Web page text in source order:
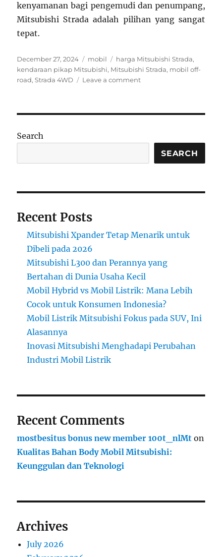
kenyamanan bagi pengemudi dan penumpang,
Mitsubishi Strada adalah pilihan yang sangat
tepat.
Posted
on
December 27, 2024 Categories
mobil Tags
harga Mitsubishi Strada,
kendaraan pikap Mitsubishi, Mitsubishi Strada, mobil off-
road,Strada 4WD Leave a commenton
Semua
Kondisi
Search
SEARCH
Recent Posts
Mitsubishi Xpander Tetap Menarik untuk
Dibeli pada 2026
Mitsubishi L300 dan Perannya yang
Bertahan di Dunia Usaha Kecil
Mobil Hybrid vs Mobil Listrik: Mana Lebih
Cocok untuk Konsumen Indonesia?
Mobil Listrik Mitsubishi Fokus pada SUV, Ini
Alasannya
Inovasi Mitsubishi Menghadapi Perubahan
Industri Mobil Listrik
Recent Comments
mostbesitus bonus new member 100t_nlMt on
Kualitas Bahan Body Mobil Mitsubishi:
Keunggulan dan Teknologi
Archives
July 2026